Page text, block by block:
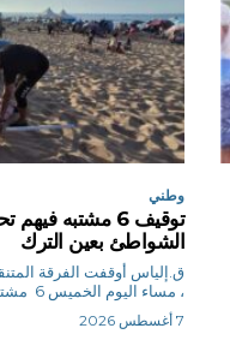
وطني
توقيف 6 مشتبه
الشواطئ بعين الترك
ق.إلياس أوقفت الفرقة
، مساء اليوم الخميس 6 مشتبه فيهم...
7 أغسطس 2026